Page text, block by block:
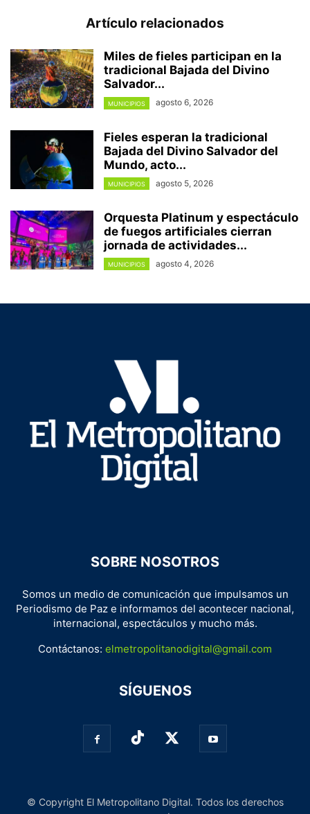
Artículo relacionados
Miles de fieles participan en la
tradicional Bajada del Divino
Salvador...
MUNICIPIOS agosto 6, 2026
Fieles esperan la tradicional
Bajada del Divino Salvador del
Mundo, acto...
MUNICIPIOS agosto 5, 2026
Orquesta Platinum y espectáculo
de fuegos artificiales cierran
jornada de actividades...
MUNICIPIOS agosto 4, 2026
SOBRE NOSOTROS
Somos un medio de comunicación que impulsamos un
Periodismo de Paz e informamos del acontecer nacional,
internacional, espectáculos y mucho más.
Contáctanos: elmetropolitanodigital@gmail.com
SÍGUENOS
© Copyright El Metropolitano Digital. Todos los derechos